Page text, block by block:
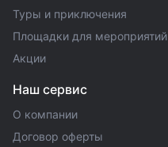
Туры и приключения
Площадки для мероприятий
Акции
Наш сервис
О компании
Договор оферты